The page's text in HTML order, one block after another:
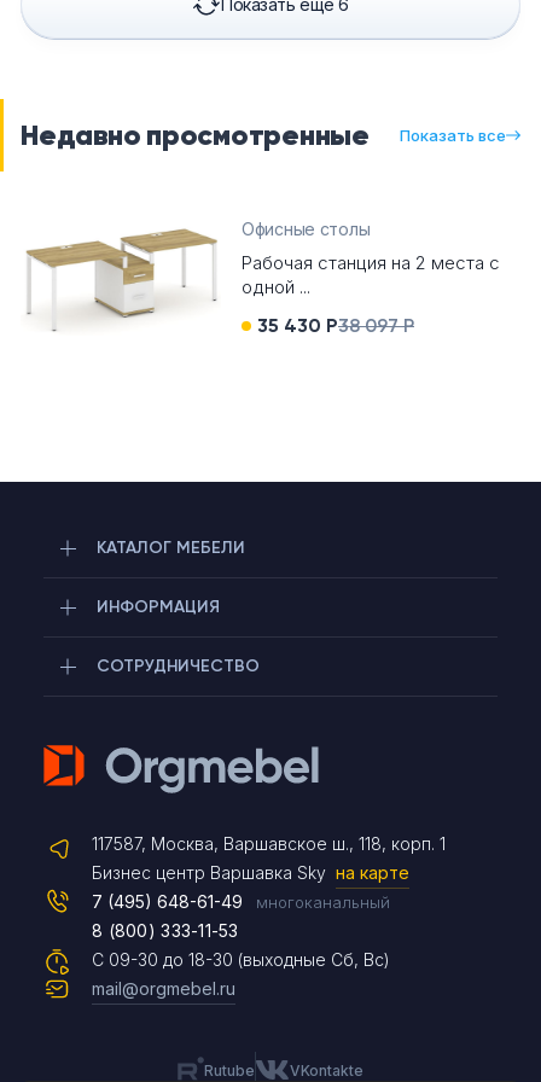
Показать еще 6
Недавно просмотренные Показать все
Офисные столы
Рабочая станция на 2 места с
одной ...
35 430 Р38 097 Р
КАТАЛОГ МЕБЕЛИ
ИНФОРМАЦИЯ
СОТРУДНИЧЕСТВО
117587, Москва, Варшавское ш., 118, корп. 1
Бизнес центр Варшавка Sky на карте
С 09-30 до 18-30 (выходные Сб, Вс)
7 (495) 648-61-49 многоканальный
8 (800) 333-11-53
mail@orgmebel.ru
Rutube VKontakte
Telegram
Max
Чат на сайте